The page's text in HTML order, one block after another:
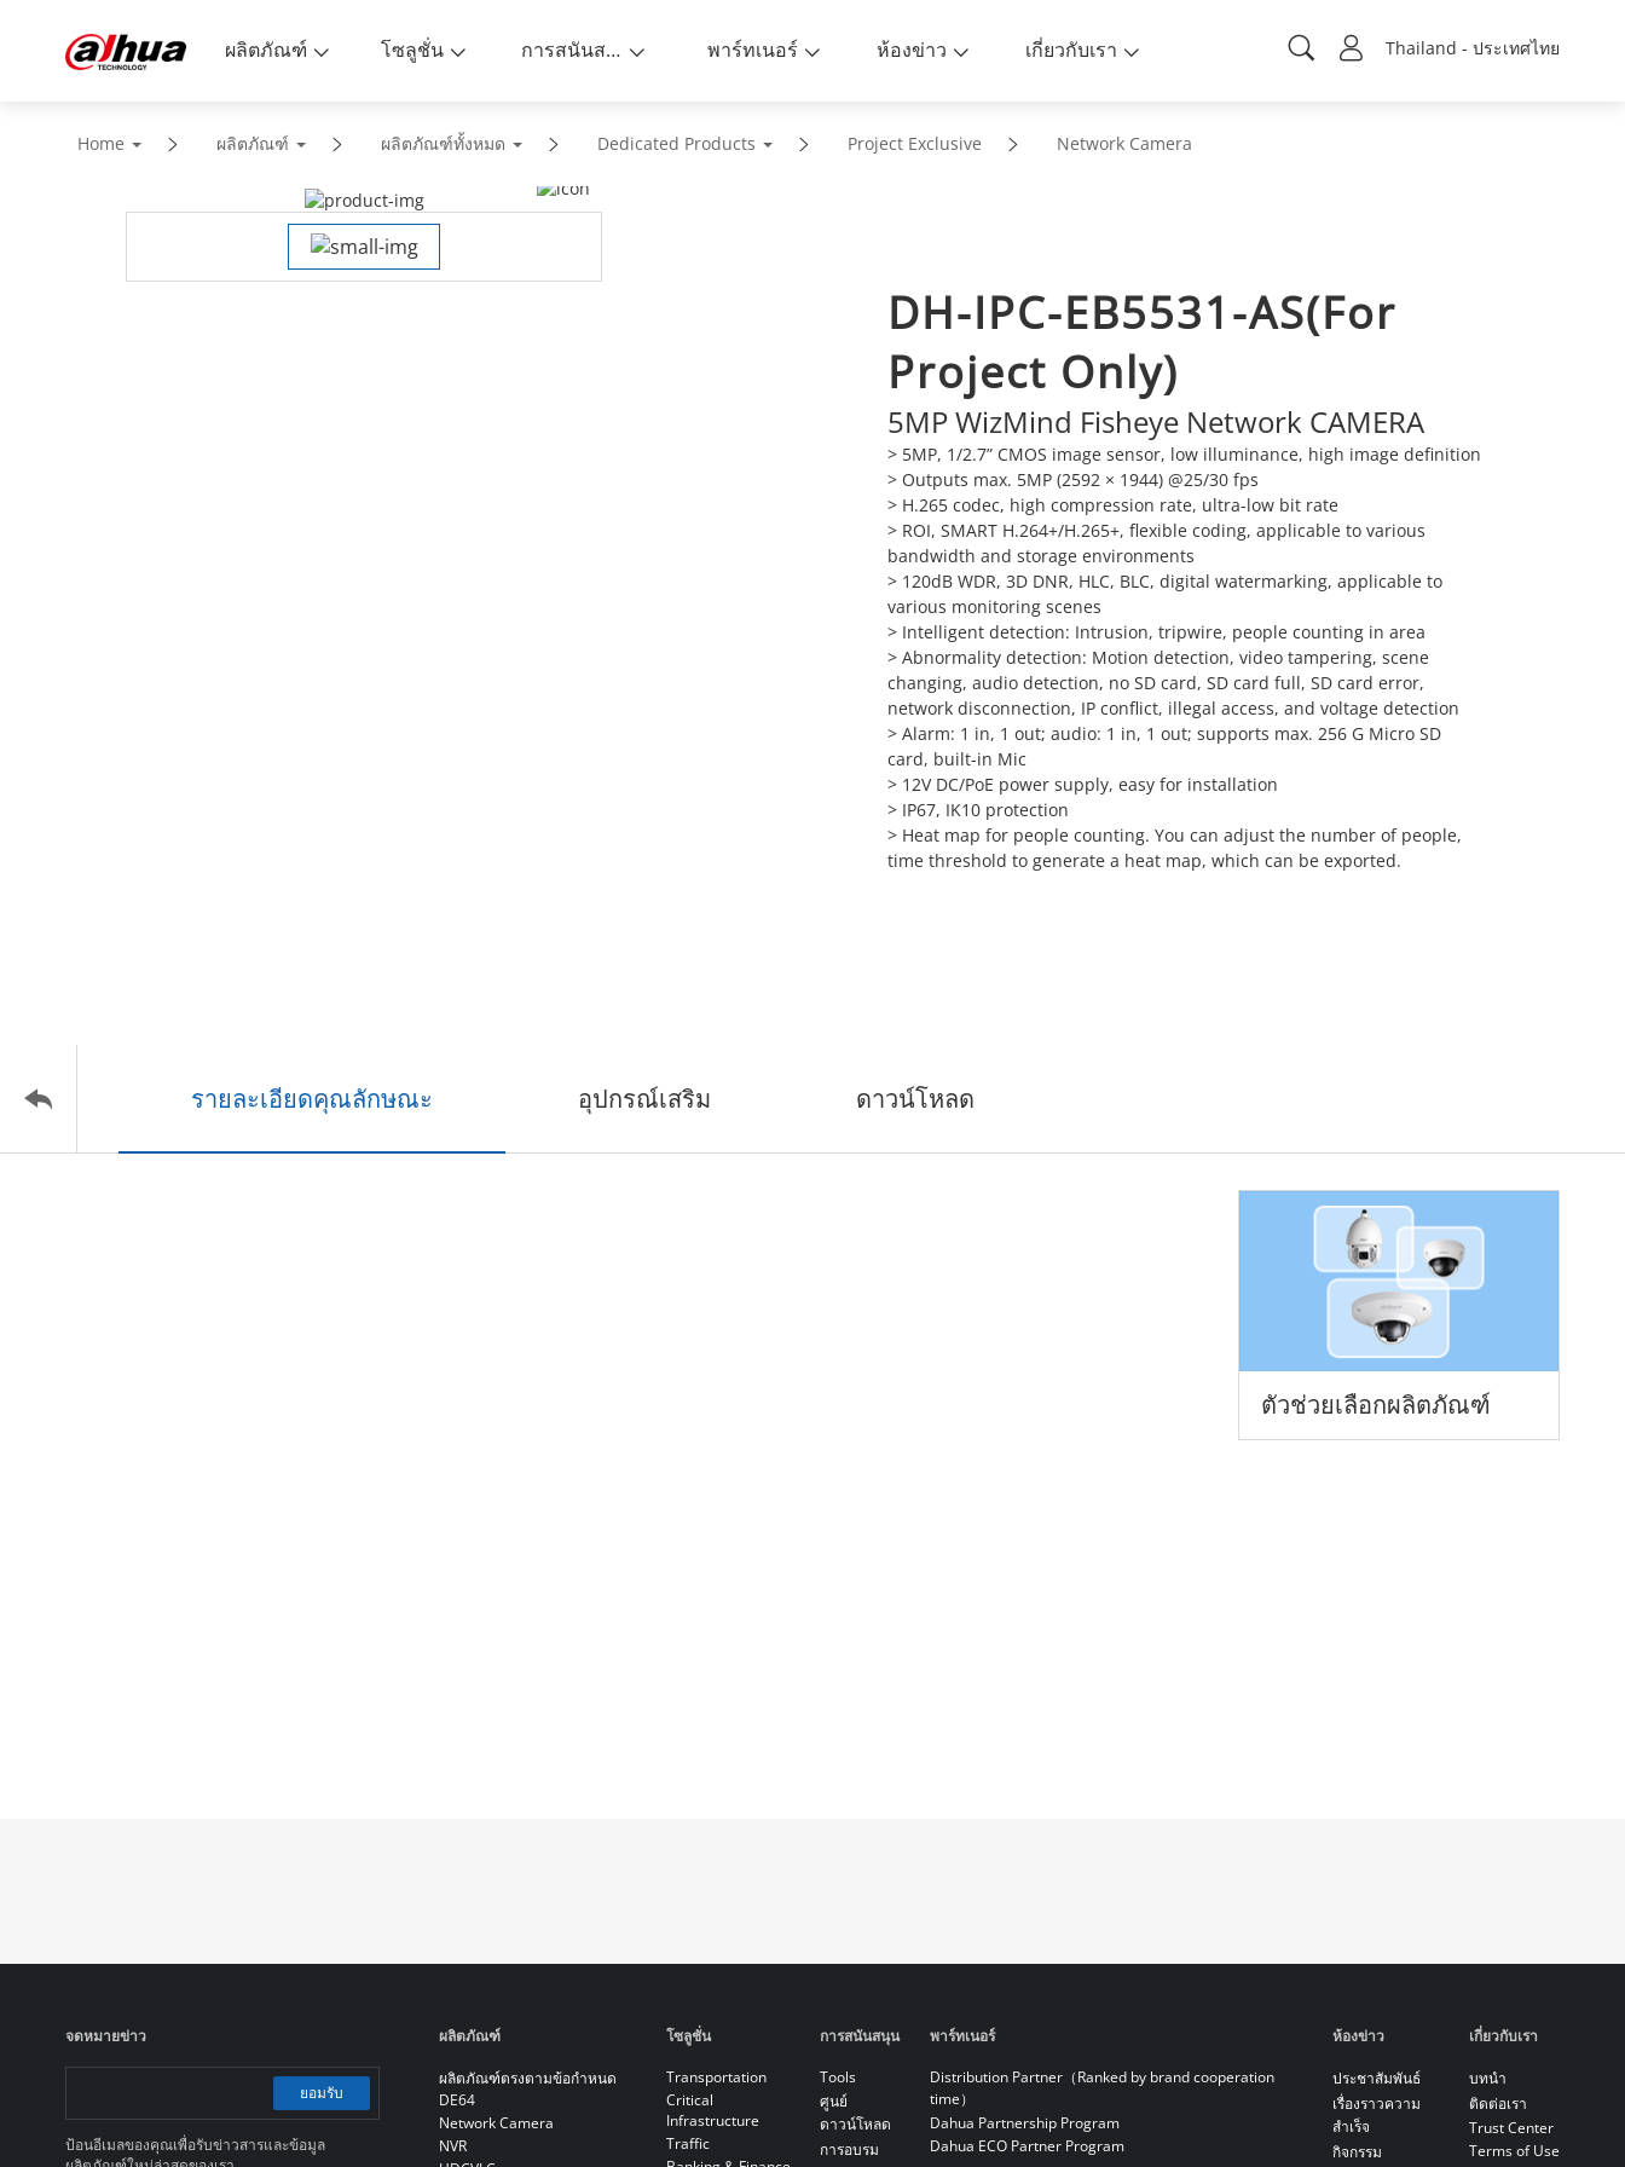
Thailand - ประเทศไทย
ผลิตภัณฑ์ โซลูชั่น การสนันสนุน พาร์ทเนอร์ ห้องข่าว เกี่ยวกับเรา
Home ผลิตภัณฑ์ ผลิตภัณฑ์ทั้งหมด Dedicated Products Project Exclusive Network Camera
DH-IPC-EB5531-AS(For
Project Only)
5MP WizMind Fisheye Network CAMERA
> 5MP, 1/2.7” CMOS image sensor, low illuminance, high image definition
> Outputs max. 5MP (2592 × 1944) @25/30 fps
> H.265 codec, high compression rate, ultra-low bit rate
> ROI, SMART H.264+/H.265+, flexible coding, applicable to various
bandwidth and storage environments
> 120dB WDR, 3D DNR, HLC, BLC, digital watermarking, applicable to
various monitoring scenes
> Intelligent detection: Intrusion, tripwire, people counting in area
> Abnormality detection: Motion detection, video tampering, scene
changing, audio detection, no SD card, SD card full, SD card error,
network disconnection, IP conflict, illegal access, and voltage detection
> Alarm: 1 in, 1 out; audio: 1 in, 1 out; supports max. 256 G Micro SD
card, built-in Mic
> 12V DC/PoE power supply, easy for installation
> IP67, IK10 protection
> Heat map for people counting. You can adjust the number of people,
time threshold to generate a heat map, which can be exported.
รายละเอียดคุณลักษณะ อุปกรณ์เสริม ดาวน์โหลด
ตัวช่วยเลือกผลิตภัณฑ์
จดหมายข่าว
ยอมรับ
ป้อนอีเมลของคุณเพื่อรับข่าวสารและข้อมูล
ผลิตภัณฑ์
ผลิตภัณฑ์ตรงตามข้อกำหนด
DE64
Network Camera
NVR
โซลูชั่น
Transportation
Critical
Infrastructure
Traffic
การสนันสนุน
Tools
ศูนย์
ดาวน์โหลด
การอบรม
พาร์ทเนอร์
Distribution Partner（Ranked by brand cooperation
time）
Dahua Partnership Program
Dahua ECO Partner Program
ห้องข่าว
ประชาสัมพันธ์
เรื่องราวความ
สำเร็จ
กิจกรรม
เกี่ยวกับเรา
บทนำ
ติดต่อเรา
Trust Center
Terms of Use